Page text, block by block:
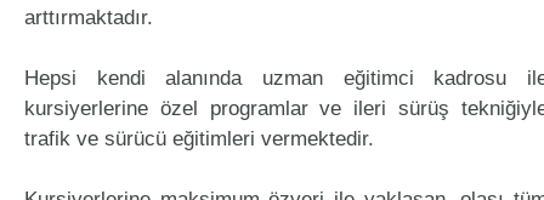
arttırmaktadır.
Hepsi kendi alanında uzman eğitimci kadrosu
kursiyerlerine özel programlar ve ileri sürüş
trafik ve sürücü eğitimleri vermektedir.